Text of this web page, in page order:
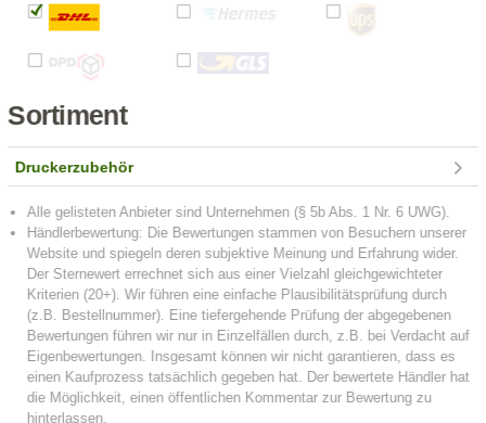
Sortiment
Druckerzubehör